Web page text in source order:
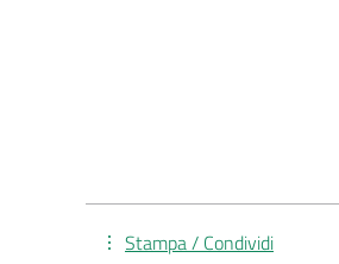
Stampa / Condividi